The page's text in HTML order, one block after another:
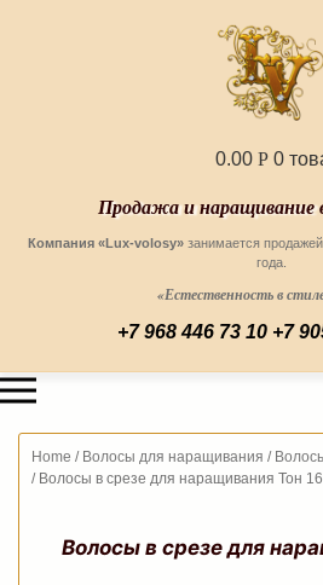
0.00 Р 0
Продажа и наращивание
Компания «Lux-volosy» занимается
года.
«Естественность в
+7 968 446 73 10 +7
Home / Волосы для наращивания /
/ Волосы в срезе для наращивания Тон 16
Волосы в срезе для